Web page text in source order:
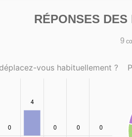
RÉPONSES
9
vous habituellement ?